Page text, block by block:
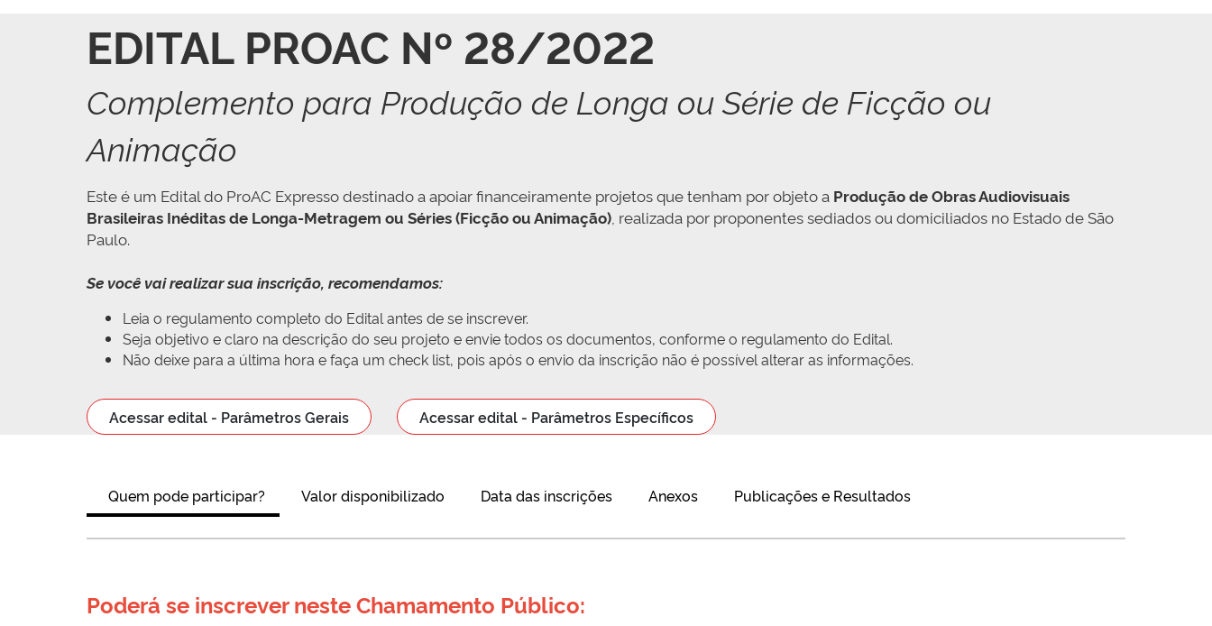
EDITAL PROAC Nº 28/2022
Complemento para Produção de Longa ou Série de Ficção ou
Animação
Este é um Edital do ProAC Expresso destinado a apoiar financeiramente projetos que tenham por objeto a Produção de Obras Audiovisuais
Brasileiras Inéditas de Longa-Metragem ou Séries (Ficção ou Animação) , realizada por proponentes sediados ou domiciliados no Estado de São
Paulo.
Se você vai realizar sua inscrição, recomendamos:
Leia o regulamento completo do Edital antes de se inscrever.
Seja objetivo e claro na descrição do seu projeto e envie todos os documentos, conforme o regulamento do Edital.
Não deixe para a última hora e faça um check list, pois após o envio da inscrição não é possível alterar as informações.
Acessar edital - Parâmetros Gerais Acessar edital - Parâmetros Específicos
Quem pode participar? Valor disponibilizado Data das inscrições Anexos Publicações e Resultados
Poderá se inscrever neste Chamamento Público: